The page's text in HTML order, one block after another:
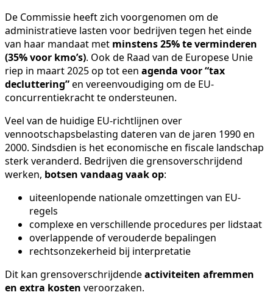
De Commissie heeft zich voorgenomen om de
administratieve lasten voor bedrijven tegen het einde
van haar mandaat met minstens 25% te verminderen
(35% voor kmo’s). Ook de Raad van de Europese Unie
riep in maart 2025 op tot een agenda voor “tax
decluttering”en vereenvoudiging om de EU-
concurrentiekracht te ondersteunen.
Veel van de huidige EU-richtlijnen over
vennootschapsbelasting dateren van de jaren 1990 en
2000. Sindsdien is het economische en fiscale landschap
sterk veranderd. Bedrijven die grensoverschrijdend
werken, botsen vandaag vaak op:
uiteenlopende nationale omzettingen van EU-
regels
complexe en verschillende procedures per lidstaat
overlappende of verouderde bepalingen
rechtsonzekerheid bij interpretatie
Dit kan grensoverschrijdendeactiviteiten afremmen
en extra kosten veroorzaken.